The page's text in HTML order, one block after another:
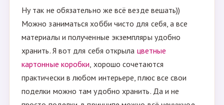
Ну так не обязательно же всё везде вешать))
Можно заниматься хобби чисто для себя, а все
материалы и полученные экземпляры удобно
хранить. Я вот для себя открыла цветные
картонные коробки, хорошо сочетаются
практически в любом интерьере, плюс все свои
поделки можно там удобно хранить. Да и не